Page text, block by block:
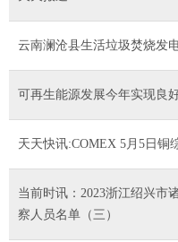
云南澜沧县生活垃圾焚烧发
可再生能源发展今年实现良
天天快讯:COMEX 5月5日铜
当前时讯：2023浙江绍兴市
察人员名单（三）